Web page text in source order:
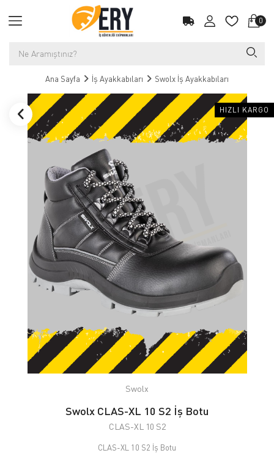
0
Ana Sayfa İş Ayakkabıları Swolx İş Ayakkabıları
HIZLI KARGO
Swolx
Swolx CLAS-XL 10 S2 İş Botu
CLAS-XL 10 S2
CLAS-XL 10 S2 İş Botu